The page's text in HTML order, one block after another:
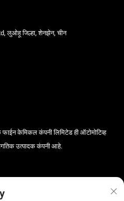
लुओहू जिल्हा, शेनझेन, चीन
केमिकल कंपनी लिमिटेड ही ऑटोमोटिव्ह
उत्पादक कंपनी आहे.